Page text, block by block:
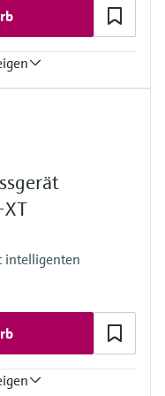
XT
intelligenten